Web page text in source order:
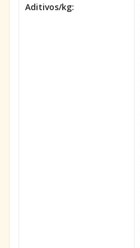
Aditivos/kg: